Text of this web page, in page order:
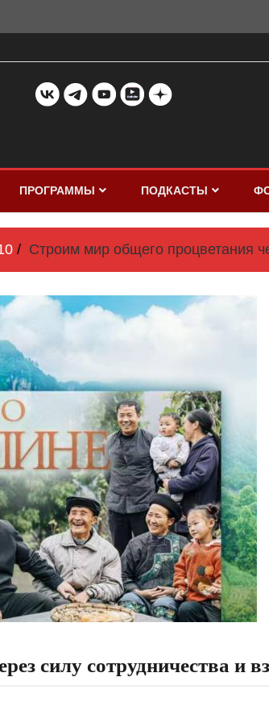
ПРОГРАММЫ ПОДКАСТЫ
Строим мир общего процветания
силу сотрудничества и